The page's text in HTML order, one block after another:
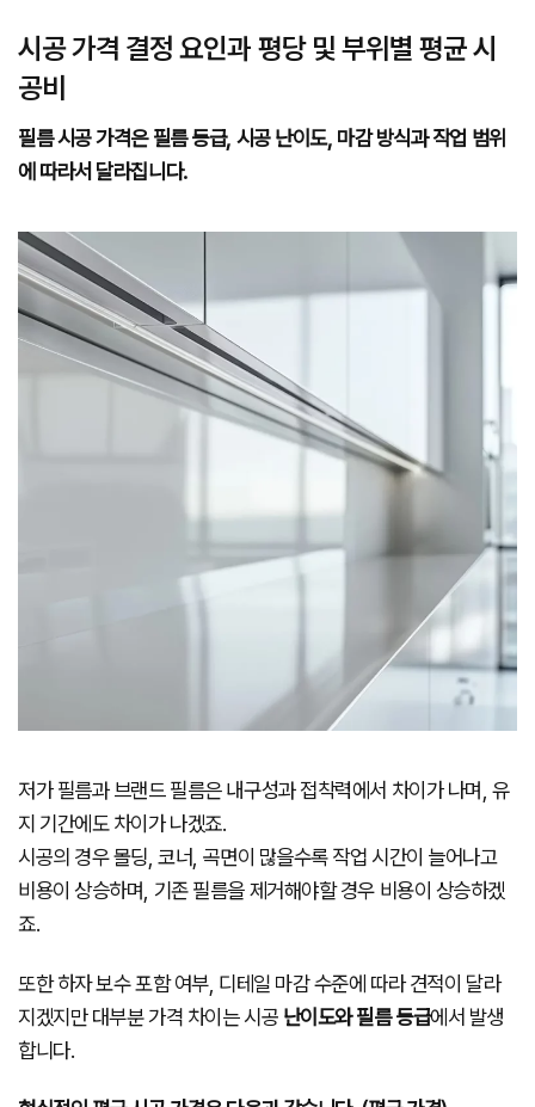
시공 가격 결정 요인과 평당 및 부위별 평균 시
공비
필름 시공 가격은 필름 등급, 시공 난이도, 마감 방식과 작업 범위
에 따라서 달라집니다.
저가 필름과 브랜드 필름은 내구성과 접착력에서 차이가 나며, 유
지 기간에도 차이가 나겠죠.
시공의 경우 몰딩, 코너, 곡면이 많을수록 작업 시간이 늘어나고
비용이 상승하며, 기존 필름을 제거해야할 경우 비용이 상승하겠
죠.
또한 하자 보수 포함 여부, 디테일 마감 수준에 따라 견적이 달라
지겠지만 대부분 가격 차이는 시공 난이도와 필름 등급에서 발생
합니다.